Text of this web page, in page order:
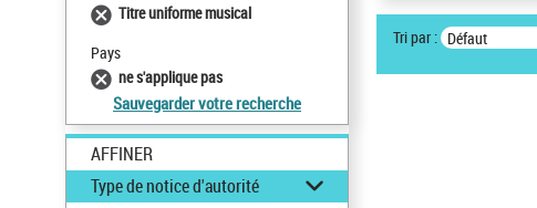
Titre uniforme musical
Pays
ne s'applique pas
Sauvegarder votre recherche
AFFINER
Type de notice d'autorité
Tri par : Défaut